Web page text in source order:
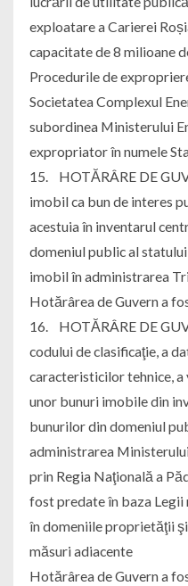
exploatare a Carierei
capacitate de 8 milioane
Procedurile de
Societatea Complexul
subordinea Ministerului
expropriator în numele
15. HOTĂRÂRE DE
imobil ca bun de interes
acestuia în inventarul
domeniul public al
imobil în administrarea
Hotărârea de Guvern a
16. HOTĂRÂRE DE
codului de clasificaţie, a
caracteristicilor tehnice,
unor bunuri imobile din
bunurilor din domeniul
administrarea
prin Regia Naţională a
fost predate în baza
în domeniile proprietăţii
măsuri adiacente
Hotărârea de Guvern a